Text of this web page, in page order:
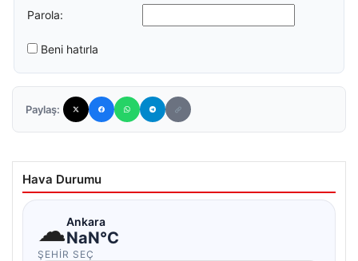
Parola:
Beni hatırla
Paylaş:
Hava Durumu
☁Ankara
NaN°C
ŞEHIR SEÇ